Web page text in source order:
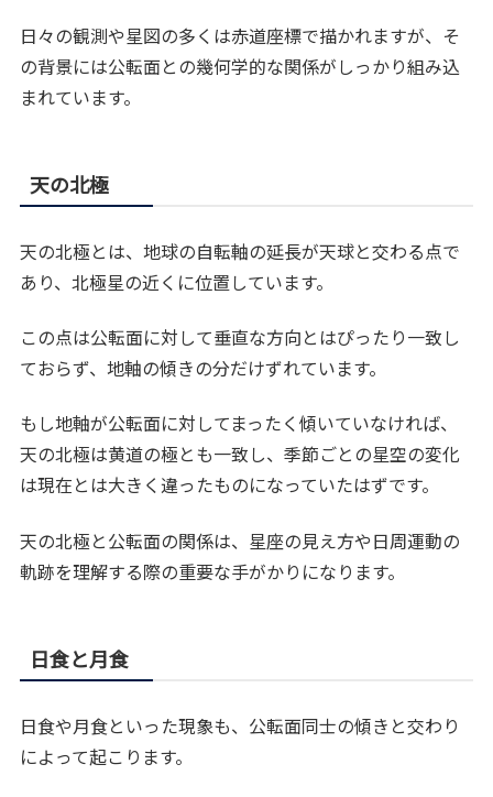
日々の観測や星図の多くは赤道座標で描かれますが、そ
の背景には公転面との幾何学的な関係がしっかり組み込
まれています。
天の北極
天の北極とは、地球の自転軸の延長が天球と交わる点で
あり、北極星の近くに位置しています。
この点は公転面に対して垂直な方向とはぴったり一致し
ておらず、地軸の傾きの分だけずれています。
もし地軸が公転面に対してまったく傾いていなければ、
天の北極は黄道の極とも一致し、季節ごとの星空の変化
は現在とは大きく違ったものになっていたはずです。
天の北極と公転面の関係は、星座の見え方や日周運動の
軌跡を理解する際の重要な手がかりになります。
日食と月食
日食や月食といった現象も、公転面同士の傾きと交わり
によって起こります。